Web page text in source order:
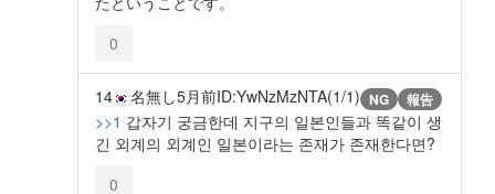
0
14 名無し5月前ID:YwNzMzNTA(1/1) NG 報告
>>1 갑자기 궁금한데 지구의 일본인들과 똑같이 생
긴 외계의 외계인 일본이라는 존재가 존재한다면?
0